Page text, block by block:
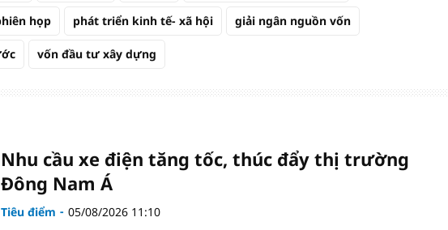
họp phát triển kinh tế- xã hội giải ngân nguồn vốn
vốn đầu tư xây dựng
Nhu cầu xe điện tăng tốc, thúc đẩy thị trường
Đông Nam Á
Tiêu điểm 05/08/2026 11:10